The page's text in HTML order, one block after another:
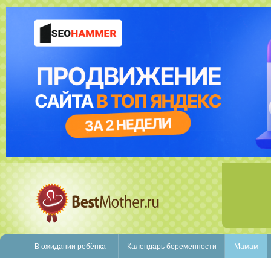
В ожидании ребёнка Календарь беременности Мамам